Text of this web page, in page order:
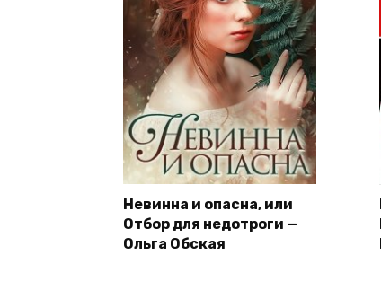
Невинна и опасна, или
Отбор для недотроги —
Ольга Обская